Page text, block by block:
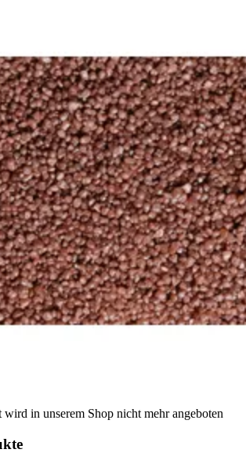
wird in unserem Shop nicht mehr angeboten